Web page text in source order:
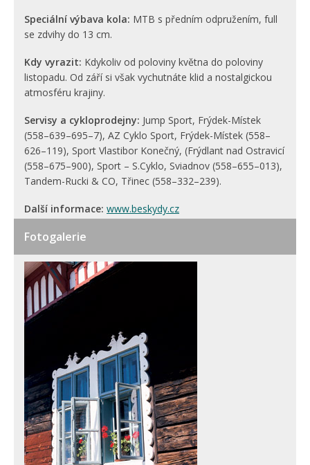
Speciální výbava kola: MTB s předním odpružením, full
se zdvihy do 13 cm.
Kdy vyrazit: Kdykoliv od poloviny května do poloviny
listopadu. Od září si však vychutnáte klid a nostalgickou
atmosféru krajiny.
Servisy a cykloprodejny: Jump Sport, Frýdek-Místek
(558–639–695–7), AZ Cyklo Sport, Frýdek-Místek (558–
626–119), Sport Vlastibor Konečný, (Frýdlant nad Ostravicí
(558–675–900), Sport – S.Cyklo, Sviadnov (558–655–013),
Tandem-Rucki & CO, Třinec (558–332–239).
Další informace: www.beskydy.cz
Fotogalerie